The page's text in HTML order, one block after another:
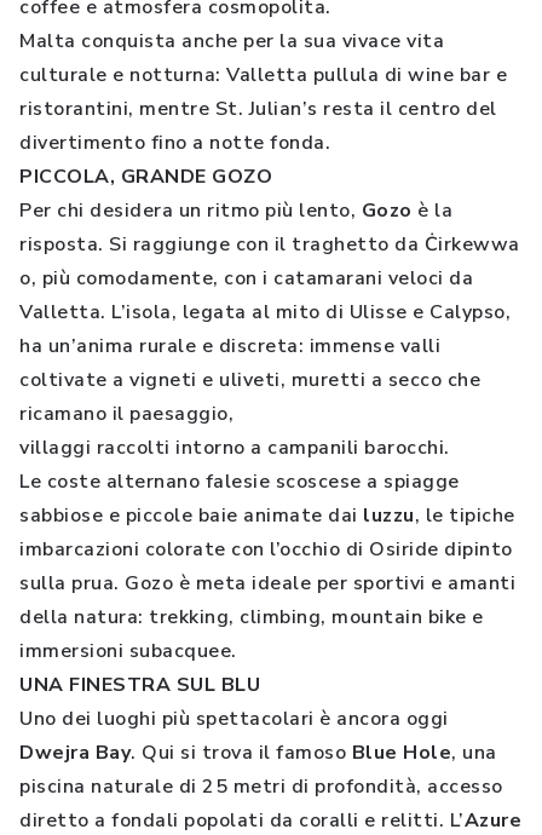
coffee e atmosfera cosmopolita.
Malta conquista anche per la sua vivace vita
culturale e notturna: Valletta pullula di wine bar e
ristorantini, mentre St. Julian’s resta il centro del
divertimento fino a notte fonda.
PICCOLA, GRANDE GOZO
Per chi desidera un ritmo più lento, Gozo è la
risposta. Si raggiunge con il traghetto da Ċirkewwa
o, più comodamente, con i catamarani veloci da
Valletta. L’isola, legata al mito di Ulisse e Calypso,
ha un’anima rurale e discreta: immense valli
coltivate a vigneti e uliveti, muretti a secco che
ricamano il paesaggio,
villaggi raccolti intorno a campanili barocchi.
Le coste alternano falesie scoscese a spiagge
sabbiose e piccole baie animate dai luzzu, le tipiche
imbarcazioni colorate con l’occhio di Osiride dipinto
sulla prua. Gozo è meta ideale per sportivi e amanti
della natura: trekking, climbing, mountain bike e
immersioni subacquee.
UNA FINESTRA SUL BLU
Uno dei luoghi più spettacolari è ancora oggi
Dwejra Bay. Qui si trova il famoso Blue Hole, una
piscina naturale di 25 metri di profondità, accesso
diretto a fondali popolati da coralli e relitti. L’Azure